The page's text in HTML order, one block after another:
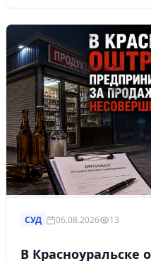
СУД 06.08.2026 13
В Красноуральске